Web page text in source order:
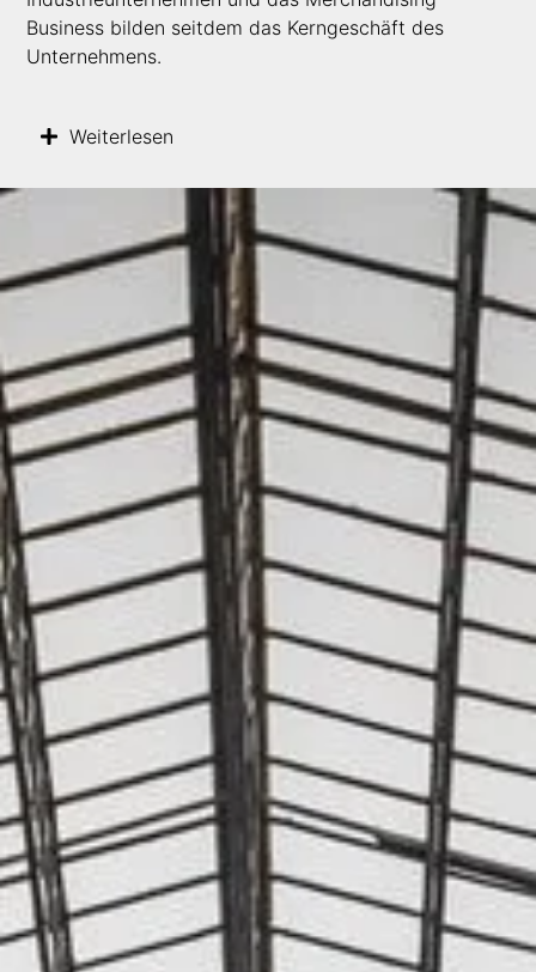
Business bilden seitdem das Kerngeschäft des
Unternehmens.
Weiterlesen